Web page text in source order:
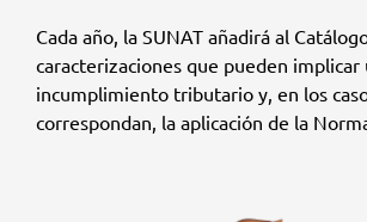
Cada año, la SUNAT añadirá al
caracterizaciones que pueden implicar
incumplimiento tributario y, en los
correspondan, la aplicación de la